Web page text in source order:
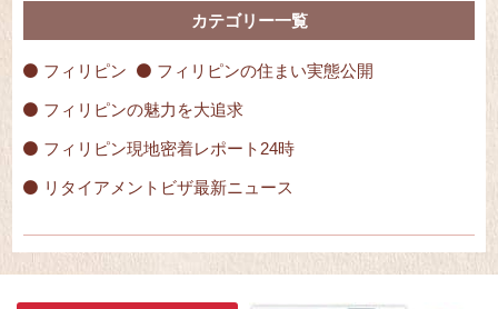
カテゴリー一覧
フィリピン フィリピンの住まい実態公開
フィリピンの魅力を大追求
フィリピン現地密着レポート24時
リタイアメントビザ最新ニュース